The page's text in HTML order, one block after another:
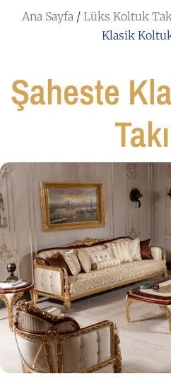
Ana Sayfa/ Lüks Koltuk
Klasik
Şaheste